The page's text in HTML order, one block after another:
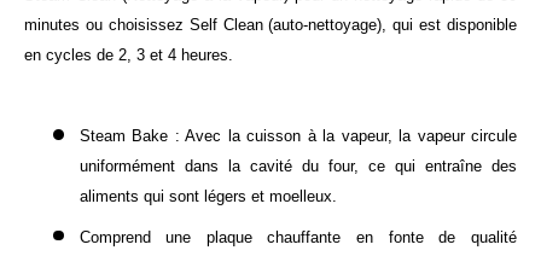
minutes ou choisissez Self Clean (auto-nettoyage), qui est disponible
en cycles de 2, 3 et 4 heures.
Steam Bake : Avec la cuisson à la vapeur, la vapeur circule
uniformément dans la cavité du four, ce qui entraîne des
aliments qui sont légers et moelleux.
Comprend une plaque chauffante en fonte de qualité